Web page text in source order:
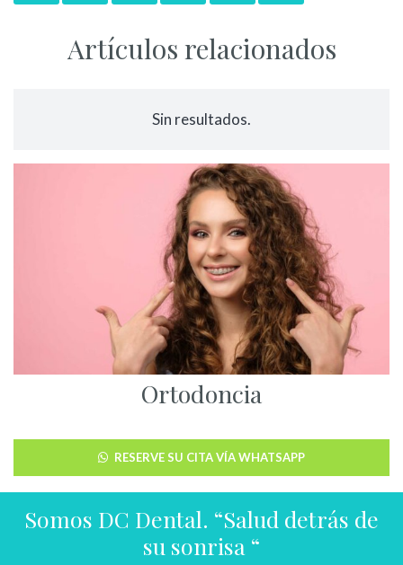
Artículos relacionados
Sin resultados.
Ortodoncia
RESERVE SU CITA VÍA WHATSAPP
Somos DC Dental. “Salud detrás de
su sonrisa “